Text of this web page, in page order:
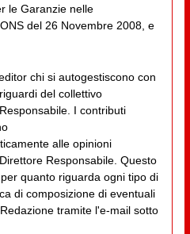
le Garanzie nelle
del 26 Novembre 2008, e
chi si autogestiscono con
del collettivo
I contributi
alle opinioni
Responsabile. Questo
quanto riguarda ogni tipo di
di composizione di eventuali
tramite l'e-mail sotto